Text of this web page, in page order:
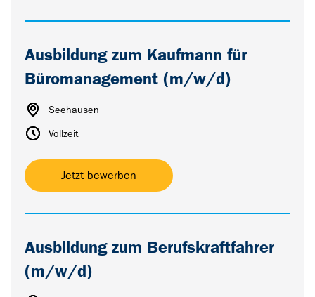
Ausbildung zum Kaufmann für
Büromanagement (m/w/d)
Seehausen
Vollzeit
Jetzt bewerben
Ausbildung zum Berufskraftfahrer
(m/w/d)